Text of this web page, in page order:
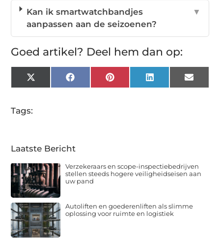
Kan ik smartwatchbandjes
aanpassen aan de seizoenen?
▼
Goed artikel? Deel hem dan op:
X
(Twitter)
FacebookPinterestLinkedInEmail
Tags:
Laatste Bericht
Verzekeraars en scope-inspectiebedrijven
stellen steeds hogere veiligheidseisen aan
uw pand
Autoliften en goederenliften als slimme
oplossing voor ruimte en logistiek